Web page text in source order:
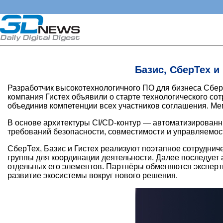
Базис, СберТех и
Разработчик высокотехнологичного ПО для бизнеса
компания Гистех объявили о старте технологического
объединив компетенции всех участников соглашения.
В основе архитектуры CI/CD-контур —
требований безопасности, совместимости и
СберТех, Базис и Гистех реализуют поэтапное
группы для координации деятельности. Далее
отдельных его элементов. Партнёры обменяются
развитие экосистемы вокруг нового решения.